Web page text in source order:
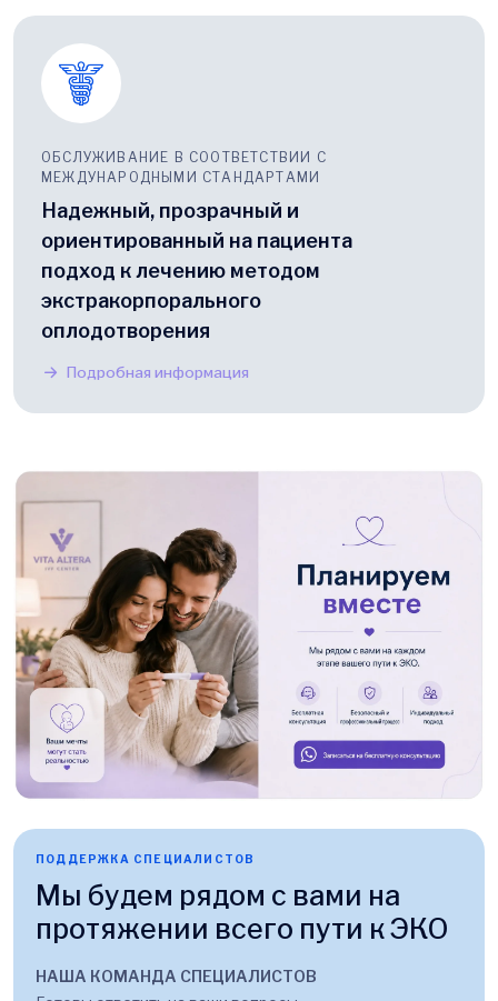
ОБСЛУЖИВАНИЕ В СООТВЕТСТВИИ С
МЕЖДУНАРОДНЫМИ СТАНДАРТАМИ
Надежный, прозрачный и
ориентированный на пациента
подход к лечению методом
экстракорпорального
оплодотворения
Подробная информация
ПОДДЕРЖКА СПЕЦИАЛИСТОВ
Мы будем рядом с вами на
протяжении всего пути к ЭКО
НАША КОМАНДА СПЕЦИАЛИСТОВ